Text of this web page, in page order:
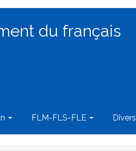
du français
FLM-FLS-FLE Divers